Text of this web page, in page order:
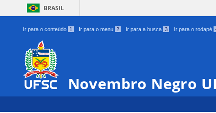
BRASIL
Ir para o conteúdo 1 Ir para o menu 2 Ir para a busca 3 Ir para o rodapé
Novembro Negro